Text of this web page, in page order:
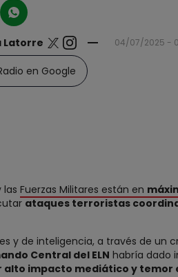
Latorre 04/07/2025 -
en Google
las Fuerzas Militares están en
ataques terroristas
y de inteligencia, a través de un
Central del ELN habría dado
alto impacto mediático y temor